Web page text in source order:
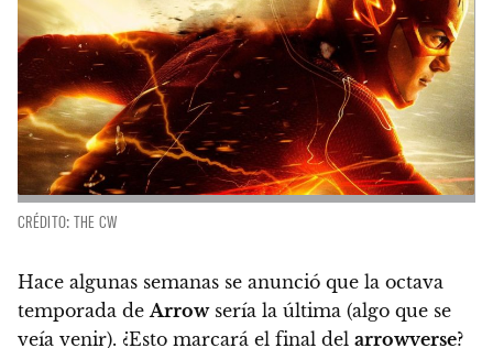
CRÉDITO: THE CW
Hace algunas semanas se anunció que la octava
temporada de Arrowsería la última (algo que se
veía venir). ¿Esto marcará el final del arrowverse?